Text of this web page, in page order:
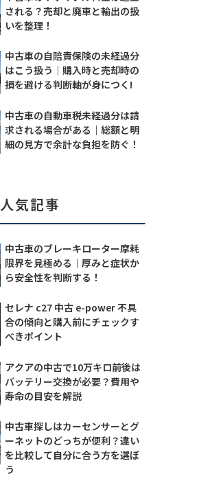
される？売却と廃車と輸出の扱
いを整理！
中古車の自賠責保険の未経過分
はこう扱う｜購入時と売却時の
損を避ける判断軸が身につく!
中古車の自動車税未経過分は請
求される場合がある｜総額と明
細の見方で余計な負担を防ぐ！
人気記事
中古車のブレーキローター摩耗
限界を見極める｜厚みと症状か
ら安全性を判断する！
セレナ c27 中古 e-power 不具
合の傾向と購入前にチェックす
べきポイント
アクアの中古で10万キロ前後は
バッテリー交換が必要？費用や
寿命の目安を解説
中古車探しはカーセンサーとグ
ーネットのどっちが便利？違い
を比較して自分に合う方を選ぼ
う